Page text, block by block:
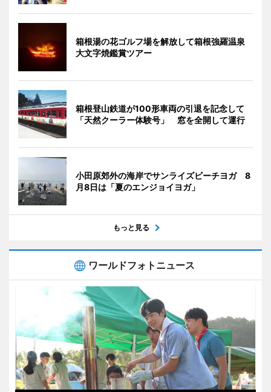
箱根湯の花ゴルフ場を解放して箱根強羅温泉
大文字焼鑑賞ツアー
箱根登山鉄道が100形車両の引退を記念して
「天然クーラー体験号」 窓を全開して運行
小田原郊外の海岸でサンライズビーチヨガ 8
月8日は「夏のエンジョイヨガ」
もっと見る
ワールドフォトニュース